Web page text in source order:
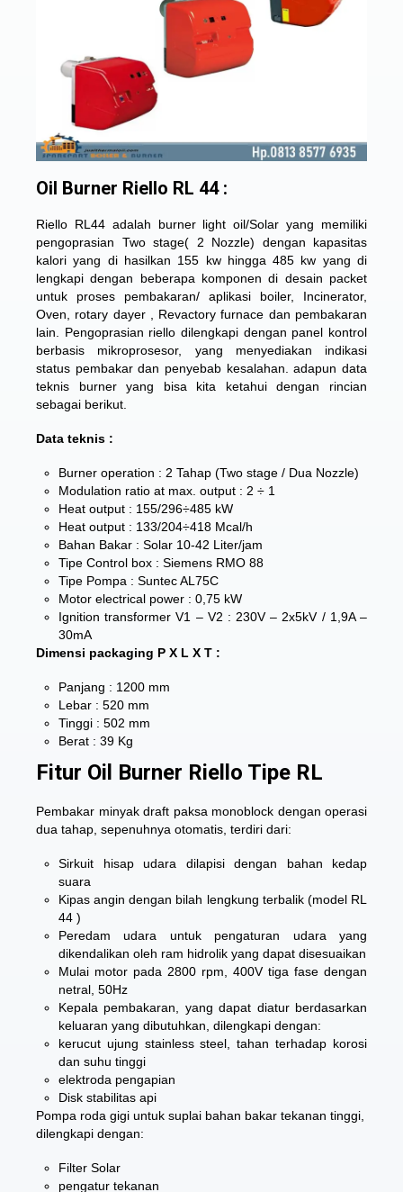
Oil Burner Riello RL 44 :
Riello RL44 adalah burner light oil/Solar yang memiliki
pengoprasian Two stage( 2 Nozzle) dengan kapasitas
kalori yang di hasilkan 155 kw hingga 485 kw yang di
lengkapi dengan beberapa komponen di desain packet
untuk proses pembakaran/ aplikasi boiler, Incinerator,
Oven, rotary dayer , Revactory furnace dan pembakaran
lain. Pengoprasian riello dilengkapi dengan panel kontrol
berbasis mikroprosesor, yang menyediakan indikasi
status pembakar dan penyebab kesalahan. adapun data
teknis burner yang bisa kita ketahui dengan rincian
sebagai berikut.
Data teknis :
Burner operation : 2 Tahap (Two stage / Dua Nozzle)
Modulation ratio at max. output : 2 ÷ 1
Heat output : 155/296÷485 kW
Heat output : 133/204÷418 Mcal/h
Bahan Bakar : Solar 10-42 Liter/jam
Tipe Control box : Siemens RMO 88
Tipe Pompa : Suntec AL75C
Motor electrical power : 0,75 kW
Ignition transformer V1 – V2 : 230V – 2x5kV / 1,9A –
30mA
Dimensi packaging P X L X T :
Panjang : 1200 mm
Lebar : 520 mm
Tinggi : 502 mm
Berat : 39 Kg
Fitur Oil Burner Riello Tipe RL
Pembakar minyak draft paksa monoblock dengan operasi
dua tahap, sepenuhnya otomatis, terdiri dari:
Sirkuit hisap udara dilapisi dengan bahan kedap
suara
Kipas angin dengan bilah lengkung terbalik (model RL
44 )
Peredam udara untuk pengaturan udara yang
dikendalikan oleh ram hidrolik yang dapat disesuaikan
Mulai motor pada 2800 rpm, 400V tiga fase dengan
netral, 50Hz
Kepala pembakaran, yang dapat diatur berdasarkan
keluaran yang dibutuhkan, dilengkapi dengan:
kerucut ujung stainless steel, tahan terhadap korosi
dan suhu tinggi
elektroda pengapian
Disk stabilitas api
Pompa roda gigi untuk suplai bahan bakar tekanan tinggi,
dilengkapi dengan:
Filter Solar
pengatur tekanan